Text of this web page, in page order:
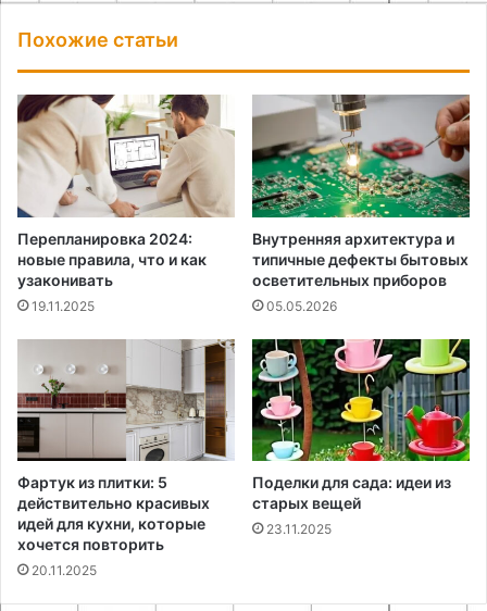
Похожие статьи
Перепланировка 2024:
новые правила, что и как
узаконивать
19.11.2025
Внутренняя архитектура и
типичные дефекты бытовых
осветительных приборов
05.05.2026
Фартук из плитки: 5
действительно красивых
идей для кухни, которые
хочется повторить
20.11.2025
Поделки для сада: идеи из
старых вещей
23.11.2025